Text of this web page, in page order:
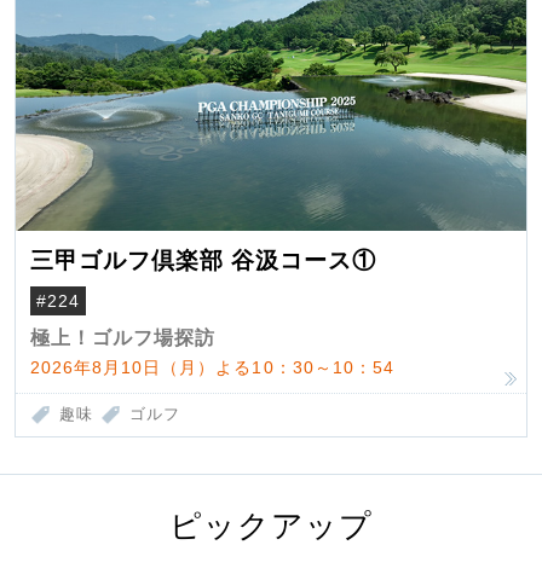
三甲ゴルフ倶楽部 谷汲コース①
#224
極上！ゴルフ場探訪
2026年8月10日（月）よる10：30～10：54
趣味 ゴルフ
ピックアップ